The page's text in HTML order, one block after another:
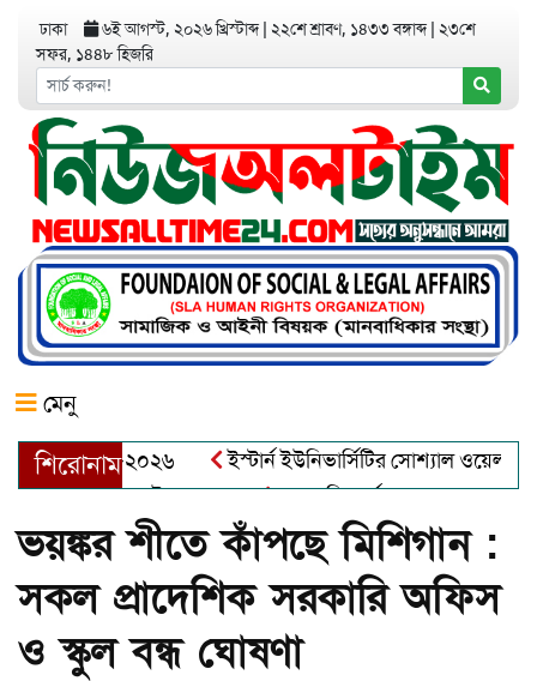
ঢাকা ৬ই আগস্ট, ২০২৬ খ্রিস্টাব্দ ২২শে শ্রাবণ, ১৪৩৩ বঙ্গাব্দ ২৩শে
সফর, ১৪৪৮ হিজরি
মেনু
শিরোনাম
অ্যাওয়ার্ড–২০২৬
ইস্টার্ন ইউনিভার্সিটির সোশ্যাল ওয়েলফেয়ার
খালেক এর ইন্তেকাল
আত্মশুদ্ধি অর্জন ও অশুভকে বর্জন করে
ভয়ঙ্কর শীতে কাঁপছে মিশিগান :
সকল প্রাদেশিক সরকারি অফিস
ও স্কুল বন্ধ ঘোষণা